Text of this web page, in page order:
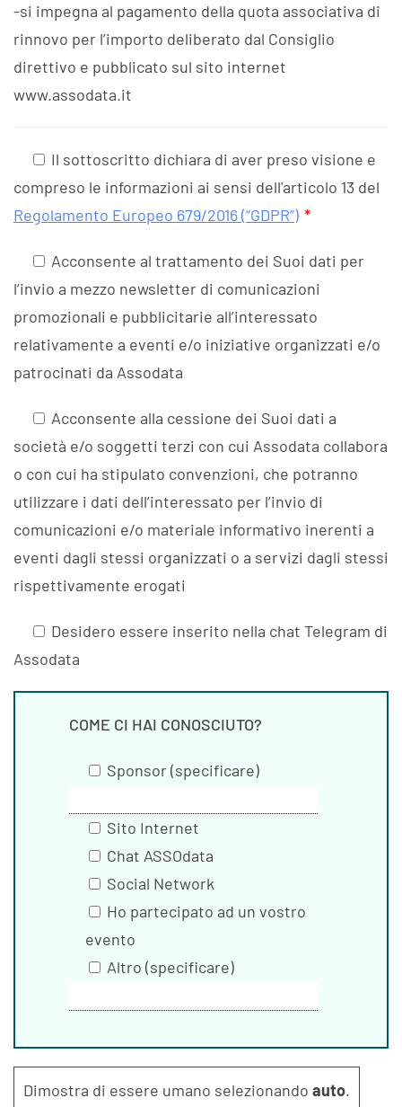
-si impegna al pagamento della quota associativa di
rinnovo per l’importo deliberato dal Consiglio
direttivo e pubblicato sul sito internet
www.assodata.it
Il sottoscritto dichiara di aver preso visione e
compreso le informazioni ai sensi dell'articolo 13 del
Regolamento Europeo 679/2016 (“GDPR”) *
Acconsente al trattamento dei Suoi dati per
l’invio a mezzo newsletter di comunicazioni
promozionali e pubblicitarie all’interessato
relativamente a eventi e/o iniziative organizzati e/o
patrocinati da Assodata
Acconsente alla cessione dei Suoi dati a
società e/o soggetti terzi con cui Assodata collabora
o con cui ha stipulato convenzioni, che potranno
utilizzare i dati dell’interessato per l’invio di
comunicazioni e/o materiale informativo inerenti a
eventi dagli stessi organizzati o a servizi dagli stessi
rispettivamente erogati
Desidero essere inserito nella chat Telegram di
Assodata
COME CI HAI CONOSCIUTO?
Sponsor (specificare)
Sito Internet
Chat ASSOdata
Social Network
Ho partecipato ad un vostro
evento
Altro (specificare)
Dimostra di essere umano selezionando auto.